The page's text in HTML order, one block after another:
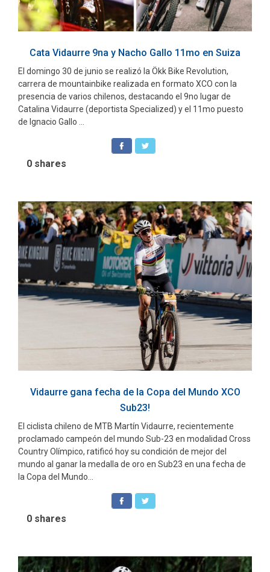
Cata Vidaurre 9na y Nacho Gallo 11mo en Suiza
El domingo 30 de junio se realizó la Ökk Bike Revolution,
carrera de mountainbike realizada en formato XCO con la
presencia de varios chilenos, destacando el 9no lugar de
Catalina Vidaurre (deportista Specialized) y el 11mo puesto
de Ignacio Gallo ...
0 shares
Vidaurre gana fecha de la Copa del Mundo XCO
Sub23!
El ciclista chileno de MTB Martín Vidaurre, recientemente
proclamado campeón del mundo Sub-23 en modalidad Cross
Country Olímpico, ratificó hoy su condición de mejor del
mundo al ganar la medalla de oro en Sub23 en una fecha de
la Copa del Mundo...
0 shares